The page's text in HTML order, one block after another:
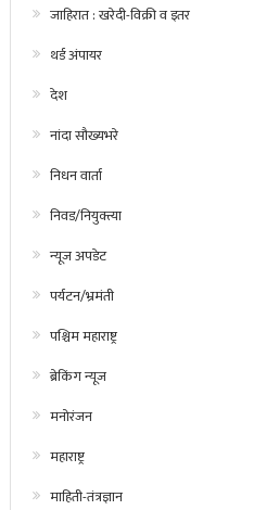
जाहिरात : खरेदी-विक्री व इतर
थर्ड अंपायर
देश
नांदा सौख्यभरे
निधन वार्ता
निवड/नियुक्त्या
न्यूज अपडेट
पर्यटन/भ्रमंती
पश्चिम महाराष्ट्र
ब्रेकिंग न्यूज
मनोरंजन
महाराष्ट्र
माहिती-तंत्रज्ञान